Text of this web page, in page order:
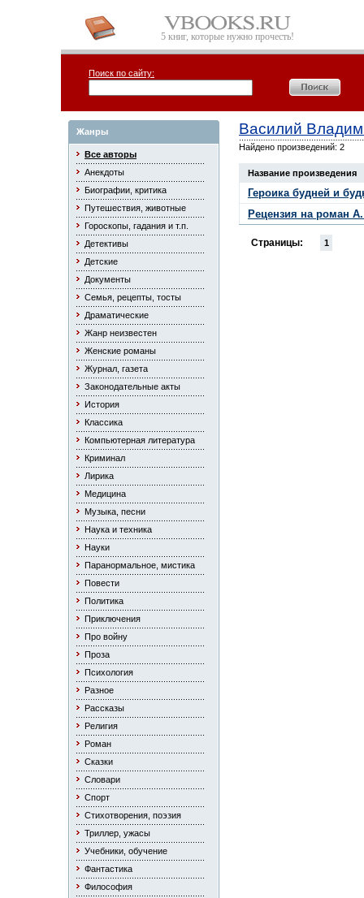
5 книг, которые нужно прочесть!
Поиск по сайту:
Жанры
Все авторы
Анекдоты
Биографии, критика
Путешествия, животные
Гороскопы, гадания и т.п.
Детективы
Детские
Документы
Семья, рецепты, тосты
Драматические
Жанр неизвестен
Женские романы
Журнал, газета
Законодательные акты
История
Классика
Компьютерная литература
Криминал
Лирика
Медицина
Музыка, песни
Наука и техника
Науки
Паранормальное, мистика
Повести
Политика
Приключения
Про войну
Проза
Психология
Разное
Рассказы
Религия
Роман
Сказки
Словари
Спорт
Стихотворения, поэзия
Триллер, ужасы
Учебники, обучение
Фантастика
Философия
Василий
Найдено произведений: 2
Название произведения
Героика будней и
Рецензия на роман
Страницы: 1